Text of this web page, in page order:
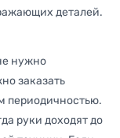
деталей.
нужно
заказать
периодичностью.
руки доходят до